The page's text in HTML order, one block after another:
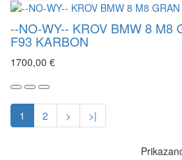
--NO-WY-- KROV BMW 8 M8
F93 KARBON
1700,00 €
1 2 > >|